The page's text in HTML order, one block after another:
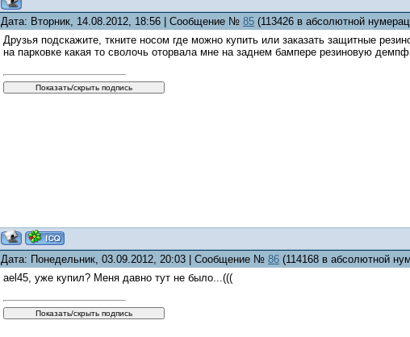
Дата: Вторник, 14.08.2012, 18:56 | Сообщение № 85 (113426 в абсолютной
Друзья подскажите, ткните носом где можно купить или заказать защитные
на парковке какая то сволочь оторвала мне на заднем бампере резиновую
Дата: Понедельник, 03.09.2012, 20:03 | Сообщение № 86 (114168 в абсолютной
ael45, уже купил? Меня давно тут не было...(((